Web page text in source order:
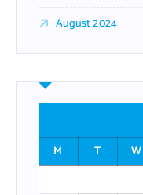
August 2024
M
T W